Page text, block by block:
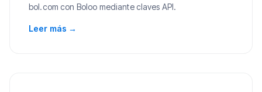
bol.com con Boloo mediante claves API.
Leer más →